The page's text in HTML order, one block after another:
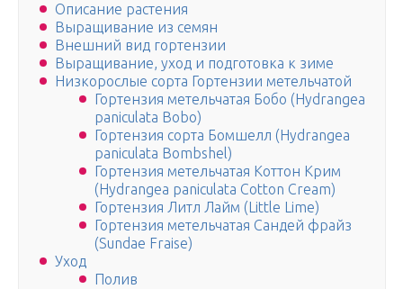
Описание растения
Выращивание из семян
Внешний вид гортензии
Выращивание, уход и подготовка к зиме
Низкорослые сорта Гортензии метельчатой
Гортензия метельчатая Бобо (Hydrangea
paniculata Bobo)
Гортензия сорта Бомшелл (Hydrangea
paniculata Bombshel)
Гортензия метельчатая Коттон Крим
(Hydrangea paniculata Cotton Cream)
Гортензия Литл Лайм (Little Lime)
Гортензия метельчатая Сандей фрайз
(Sundae Fraise)
Уход
Полив